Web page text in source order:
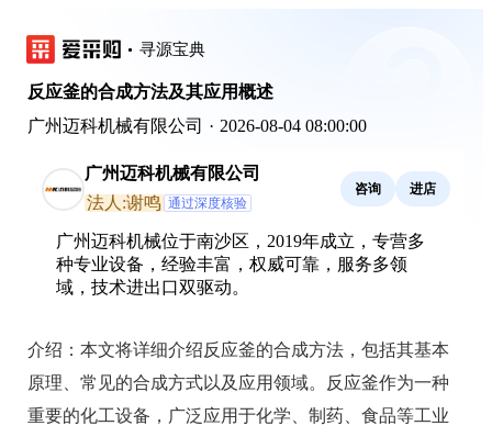
寻源宝典
反应釜的合成方法及其应用概述
广州迈科机械有限公司 · 2026-08-04 08:00:00
广州迈科机械有限公司
法人:谢鸣 通过深度核验
咨询 进店
广州迈科机械位于南沙区，2019年成立，专营多
种专业设备，经验丰富，权威可靠，服务多领
域，技术进出口双驱动。
介绍： 本文将详细介绍反应釜的合成方法，包括其基本
原理、常见的合成方式以及应用领域。反应釜作为一种
重要的化工设备，广泛应用于化学、制药、食品等工业